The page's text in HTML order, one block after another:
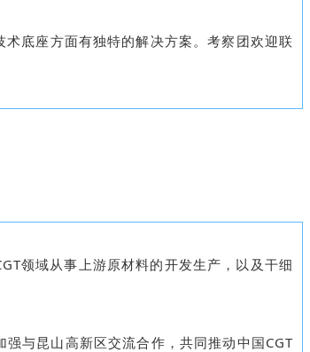
底座方面有独特的解决方案。考察团欢迎联
领域从事上游原材料的开发生产，以及干细
与昆山高新区交流合作，共同推动中国CGT